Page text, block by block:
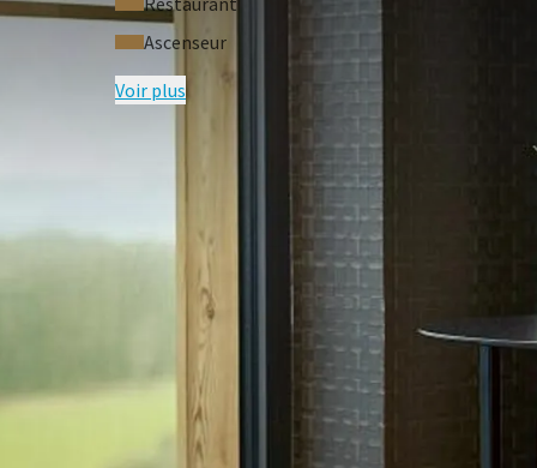
Ascenseur
Voir plus